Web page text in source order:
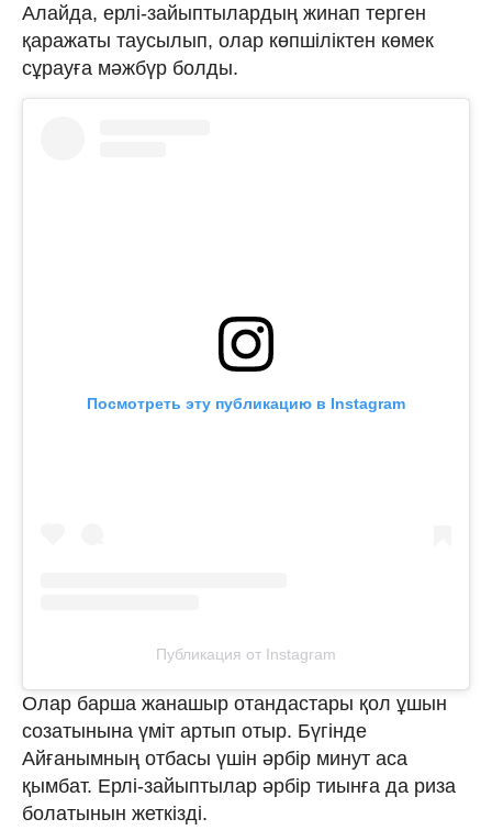
Алайда, ерлі-зайыптылардың жинап терген
қаражаты таусылып, олар көпшіліктен көмек
сұрауға мәжбүр болды.
Посмотреть эту публикацию в Instagram
Публикация от Instagram
Олар барша жанашыр отандастары қол ұшын
созатынына үміт артып отыр. Бүгінде
Айғанымның отбасы үшін әрбір минут аса
қымбат. Ерлі-зайыптылар әрбір тиынға да риза
болатынын жеткізді.